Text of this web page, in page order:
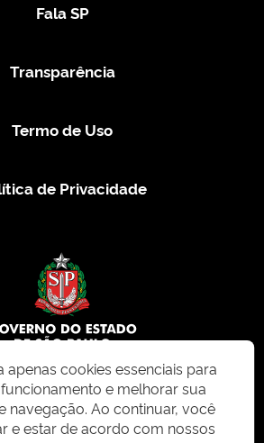
Fala SP
Transparência
Termo de Uso
de Privacidade
Todos os direitos reservados.
incluindo textos, imagens e design, são
apenas cookies essenciais para
e melhorar sua
navegação. Ao continuar, você
e estar de acordo com nossos